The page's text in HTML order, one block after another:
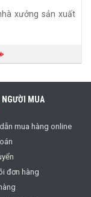
xưởng sản xuất
NGƯỜI MUA
mua hàng online
đơn hàng